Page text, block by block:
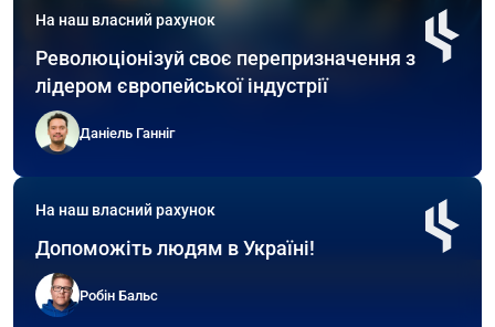
На наш власний рахунок
Революціонізуй своє перепризначення з
лідером європейської індустрії
Даніель Ганніг
На наш власний рахунок
Допоможіть людям в Україні!
Робін Бальс